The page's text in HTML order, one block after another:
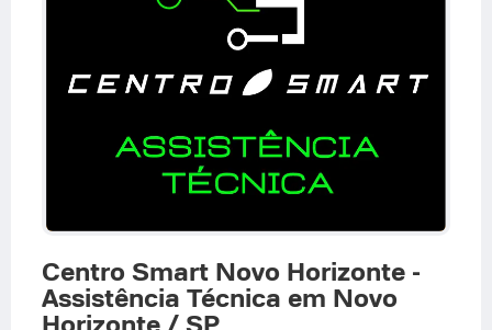
Centro Smart Novo Horizonte -
Assistência Técnica em Novo